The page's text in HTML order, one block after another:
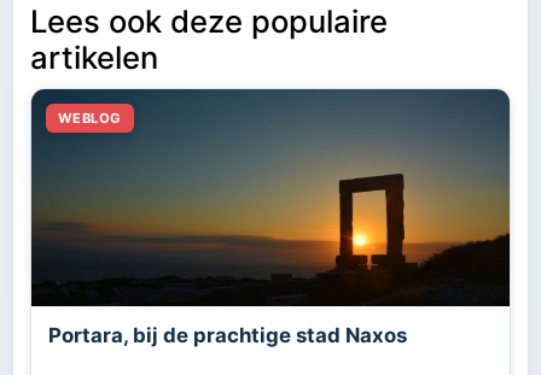
Lees ook deze populaire
artikelen
Portara, bij de prachtige stad Naxos